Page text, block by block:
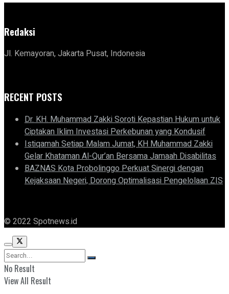
Redaksi
Jl. Kemayoran, Jakarta Pusat, Indonesia
RECENT POSTS
Dr. KH. Muhammad Zakki Soroti Kepastian Hukum untuk
Ciptakan Iklim Investasi Perkebunan yang Kondusif
Istiqamah Setiap Malam Jumat, KH Muhammad Zakki
Gelar Khataman Al-Qur’an Bersama Jamaah Disabilitas
BAZNAS Kota Probolinggo Perkuat Sinergi dengan
Kejaksaan Negeri, Dorong Optimalisasi Pengelolaan ZIS
© 2022 Spotnews.id
No Result
View All Result